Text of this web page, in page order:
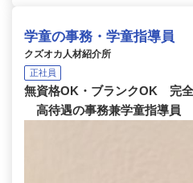
学童の事務・学童指導員
クズオカ人材紹介所
正社員
無資格OK・ブランクOK 完全
高待遇の事務兼学童指導員